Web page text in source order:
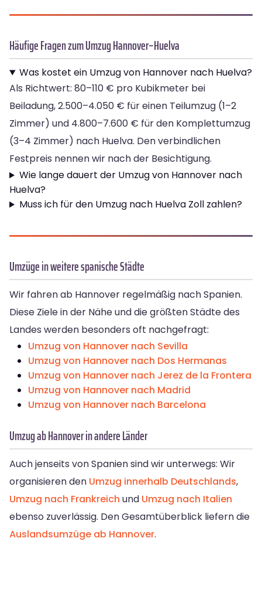
Häufige Fragen zum Umzug Hannover–Huelva
Was kostet ein Umzug von Hannover nach Huelva?
Als Richtwert: 80–110 € pro Kubikmeter bei
Beiladung, 2.500–4.050 € für einen Teilumzug (1–2
Zimmer) und 4.800–7.600 € für den Komplettumzug
(3–4 Zimmer) nach Huelva. Den verbindlichen
Festpreis nennen wir nach der Besichtigung.
Wie lange dauert der Umzug von Hannover nach
Huelva?
Muss ich für den Umzug nach Huelva Zoll zahlen?
Umzüge in weitere spanische Städte
Wir fahren ab Hannover regelmäßig nach Spanien.
Diese Ziele in der Nähe und die größten Städte des
Landes werden besonders oft nachgefragt:
Umzug von Hannover nach Sevilla
Umzug von Hannover nach Dos Hermanas
Umzug von Hannover nach Jerez de la Frontera
Umzug von Hannover nach Madrid
Umzug von Hannover nach Barcelona
Umzug ab Hannover in andere Länder
Auch jenseits von Spanien sind wir unterwegs: Wir
organisieren den Umzug innerhalb Deutschlands,
Umzug nach Frankreich und Umzug nach Italien
ebenso zuverlässig. Den Gesamtüberblick liefern die
Auslandsumzüge ab Hannover.